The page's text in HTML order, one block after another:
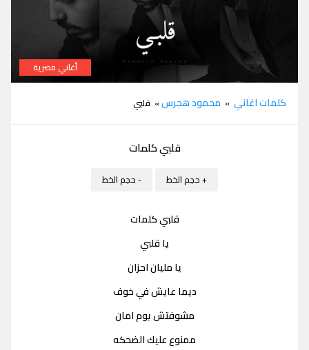
أغاني مصرية
كلمات اغاني » محمود هجرس» قلبي
قلبي كلمات
+ حجم الخط - حجم الخط
قلبي كلمات
يا قلبي
يا مليان احزان
ديما عايش في خوف
مشوفتش يوم امان
ممنوع عليك الضحكه